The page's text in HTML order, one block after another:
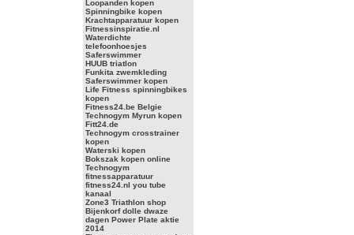
Loopanden kopen
Spinningbike kopen
Krachtapparatuur kopen
Fitnessinspiratie.nl
Waterdichte
telefoonhoesjes
Saferswimmer
HUUB triatlon
Funkita zwemkleding
Saferswimmer kopen
Life Fitness spinningbikes
kopen
Fitness24.be Belgie
Technogym Myrun kopen
Fitt24.de
Technogym crosstrainer
kopen
Waterski kopen
Bokszak kopen online
Technogym
fitnessapparatuur
fitness24.nl you tube
kanaal
Zone3 Triathlon shop
Bijenkorf dolle dwaze
dagen Power Plate aktie
2014